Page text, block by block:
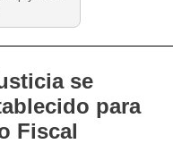
se
para
Fiscal